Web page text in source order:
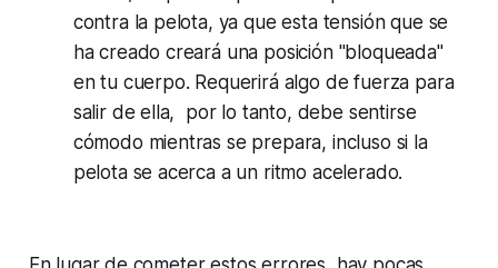
contra la pelota, ya que esta tensión que se
ha creado creará una posición "bloqueada"
en tu cuerpo. Requerirá algo de fuerza para
salir de ella, por lo tanto, debe sentirse
cómodo mientras se prepara, incluso si la
pelota se acerca a un ritmo acelerado.